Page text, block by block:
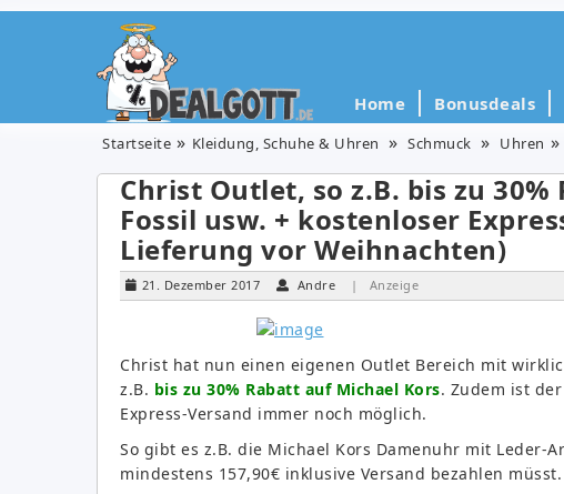
Home Bonusdeals
Startseite Kleidung, Schuhe & Uhren Schmuck Uhren
Christ Outlet, so z.B. bis zu
Fossil usw. + kostenloser
Lieferung vor Weihnachten)
21. Dezember 2017 Andre | Anzeige
Christ hat nun einen eigenen Outlet Bereich mit
z.B. bis zu 30% Rabatt auf Michael Kors. Zudem ist
Express-Versand immer noch möglich.
So gibt es z.B. die Michael Kors Damenuhr mit Leder-
mindestens 157,90€ inklusive Versand bezahlen müsst.